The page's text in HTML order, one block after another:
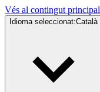
Vés al contingut principal
Idioma seleccionat:Català